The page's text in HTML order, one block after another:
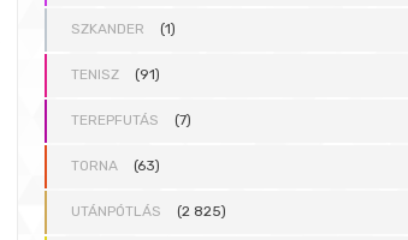
SZKANDER (1)
TENISZ (91)
TEREPFUTÁS (7)
TORNA (63)
UTÁNPÓTLÁS (2 825)